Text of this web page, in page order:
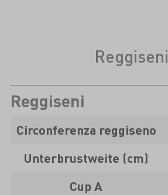
Reggiseni
Reggiseni
Circonferenza reggiseno
Unterbrustweite (cm)
Cup A